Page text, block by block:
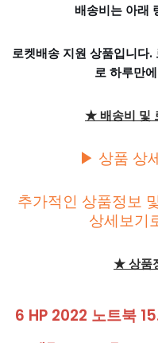
배송비는 아래
로켓배송 지원 상품입니다
로 하루만
★ 배송비 및
▶ 상품 상
추가적인 상품정보
상세보기
★ 상품
6 HP 2022 노트북